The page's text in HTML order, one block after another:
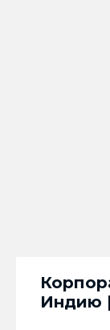
Индию